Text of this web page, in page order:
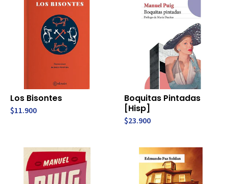
Los Bisontes
$11.900
Boquitas Pintadas
[Hisp]
$23.900